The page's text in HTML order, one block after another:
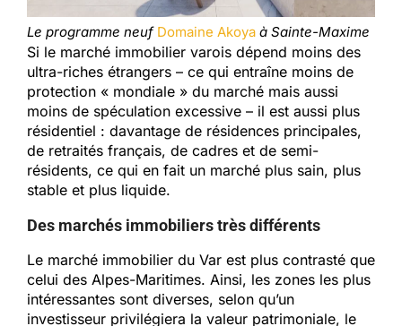
Le programme neuf Domaine Akoya à Sainte-Maxime
Si le marché immobilier varois dépend moins des
ultra-riches étrangers – ce qui entraîne moins de
protection « mondiale » du marché mais aussi
moins de spéculation excessive – il est aussi plus
résidentiel : davantage de résidences principales,
de retraités français, de cadres et de semi-
résidents, ce qui en fait un marché plus sain, plus
stable et plus liquide.
Des marchés immobiliers très différents
Le marché immobilier du Var est plus contrasté que
celui des Alpes-Maritimes. Ainsi, les zones les plus
intéressantes sont diverses, selon qu’un
investisseur privilégiera la valeur patrimoniale, le